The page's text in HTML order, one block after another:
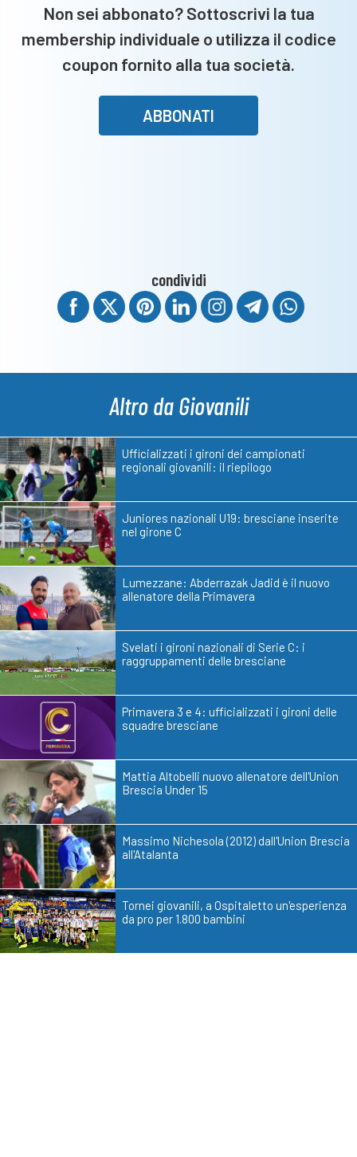
Non sei abbonato? Sottoscrivi la tua
membership individuale o utilizza il codice
coupon fornito alla tua società.
ABBONATI
condividi
Altro da Giovanili
Ufficializzati i gironi dei campionati
regionali giovanili: il riepilogo
Juniores nazionali U19: bresciane inserite
nel girone C
Lumezzane: Abderrazak Jadid è il nuovo
allenatore della Primavera
Svelati i gironi nazionali di Serie C: i
raggruppamenti delle bresciane
Primavera 3 e 4: ufficializzati i gironi delle
squadre bresciane
Mattia Altobelli nuovo allenatore dell'Union
Brescia Under 15
Massimo Nichesola (2012) dall'Union Brescia
all'Atalanta
Tornei giovanili, a Ospitaletto un'esperienza
da pro per 1.800 bambini